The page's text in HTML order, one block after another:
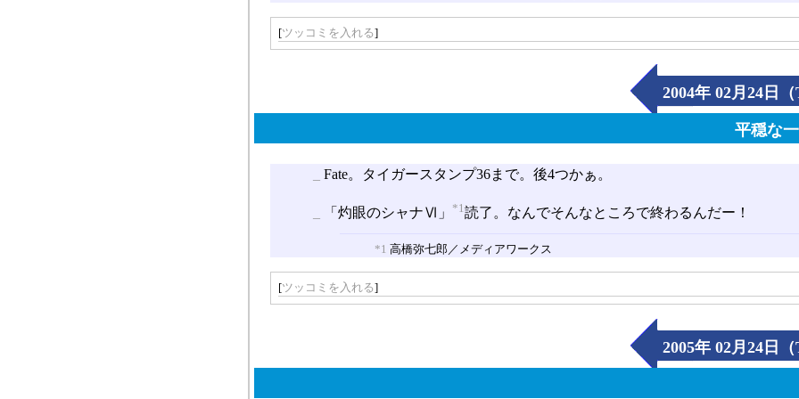
[ツッコミを入れる]
2004年 02月24日（
平穏な
Fate。タイガースタンプ36まで。後4つかぁ。
「灼眼のシャナⅥ」 *1 読了。なんでそんなところで終わるんだー！
*1 高橋弥七郎／メディアワークス
[ツッコミを入れる]
2005年 02月24日（